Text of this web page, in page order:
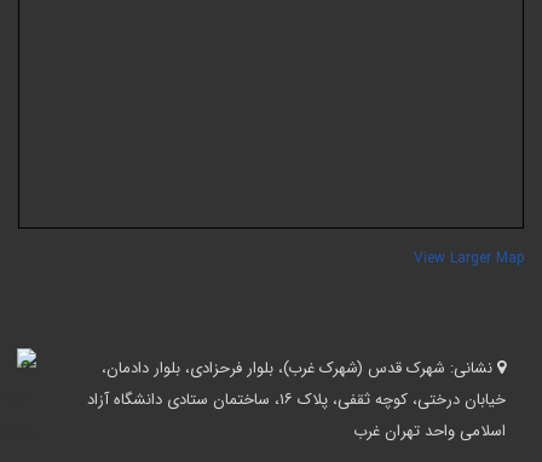
View Larger
نشانی:شهرک قدس (شهرک غرب)، بلوار فرحزادی، بلوار دادمان،
خیابان درختی، کوچه ثقفی، پلاک ۱۶، ساختمان ستادی دانشگاه آزاد
اسلامی واحد تهران غرب